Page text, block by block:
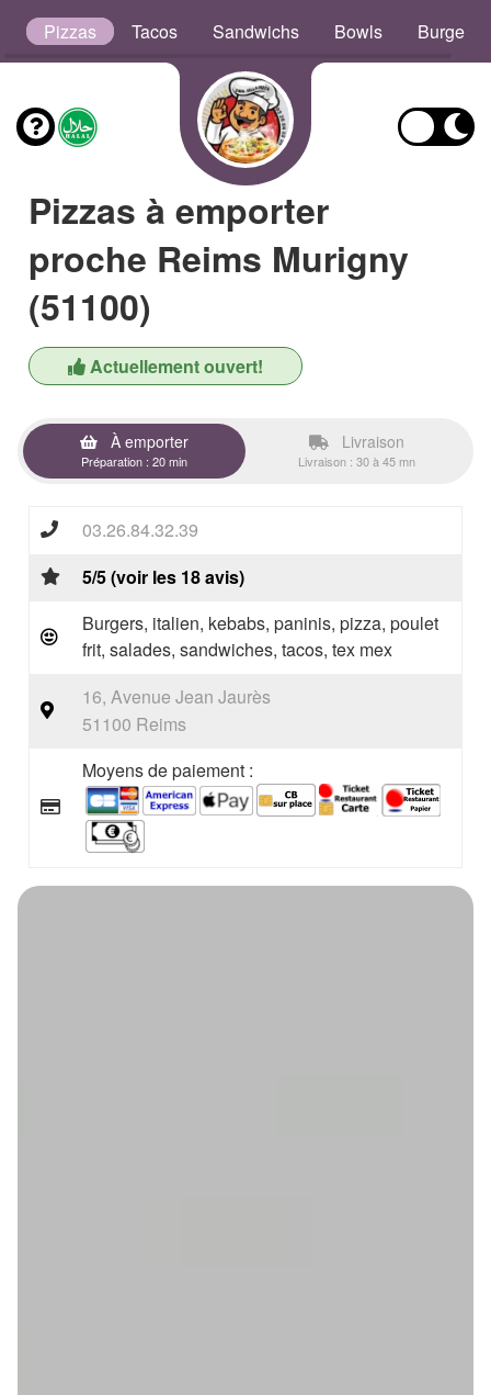
Pizzas Tacos Sandwichs Bowls Burgers
Pizzas à emporter
proche Reims Murigny
(51100)
Actuellement ouvert!
À emporter
Préparation : 20 min
Livraison
Livraison : 30 à 45 mn
03.26.84.32.39
5/5 (voir les 18 avis)
Burgers, italien, kebabs, paninis, pizza, poulet
frit, salades, sandwiches, tacos, tex mex
16, Avenue Jean Jaurès
51100 Reims
Moyens de paiement :